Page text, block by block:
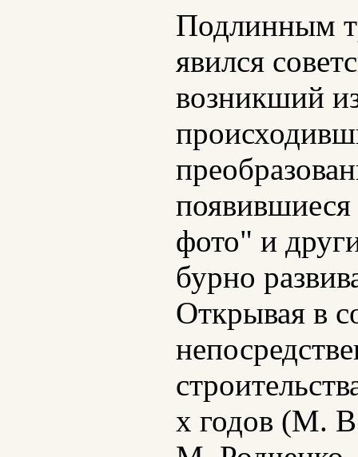
Подлинным
явился
возникший
появившиеся
фото" и
бурно
Открывая в
х годов (М.